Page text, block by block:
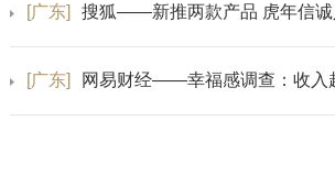
[广东] 搜狐——新推两款产品 虎年信诚人寿密集主攻分
[广东] 网易财经——幸福感调查：收入越高 幸福期望